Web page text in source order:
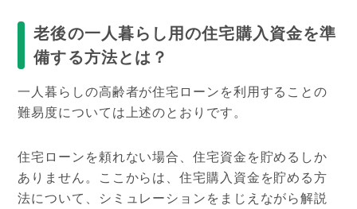
老後の一人暮らし用の住宅購入資金を準
備する方法とは？
一人暮らしの高齢者が住宅ローンを利用することの
難易度については上述のとおりです。
住宅ローンを頼れない場合、住宅資金を貯めるしか
ありません。ここからは、住宅購入資金を貯める方
法について、シミュレーションをまじえながら解説